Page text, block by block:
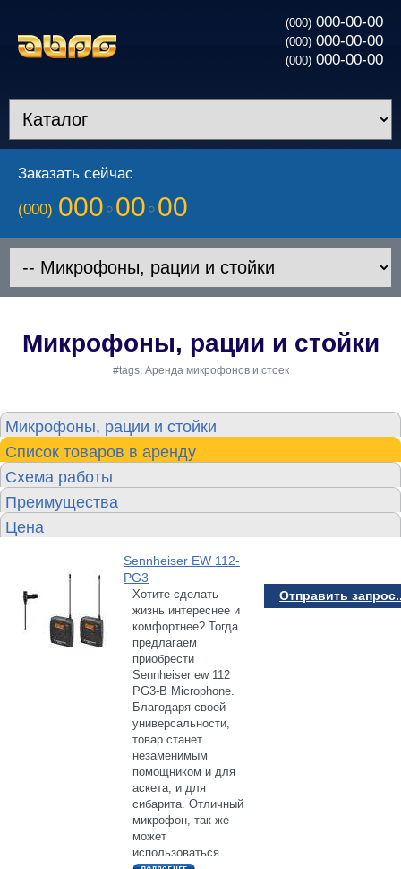
(000) 000-00-00
(000) 000-00-00
(000) 000-00-00
Заказать сейчас
(000) 000 00 00
Микрофоны, рации и стойки
#tags: Аренда микрофонов и стоек
Микрофоны, рации и стойки
Список товаров в аренду
Схема работы
Преимущества
Цена
Sennheiser EW 112-
PG3
Хотите сделать
жизнь интереснее и
комфортнее? Тогда
предлагаем
приобрести
Sennheiser ew 112
PG3-B Microphone.
Благодаря своей
универсальности,
товар станет
незаменимым
помощником и для
аскета, и для
сибарита. Отличный
микрофон, так же
может
использоваться
Отправить